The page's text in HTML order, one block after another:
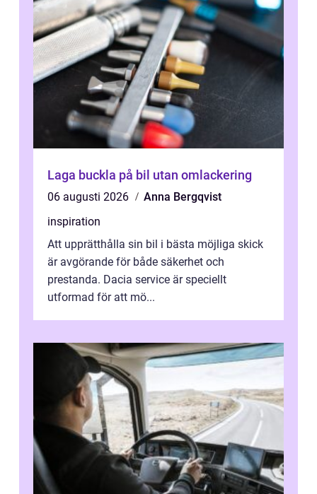
Laga buckla på bil utan omlackering
06 augusti 2026
Anna Bergqvist
inspiration
Att upprätthålla sin bil i bästa möjliga skick
är avgörande för både säkerhet och
prestanda. Dacia service är speciellt
utformad för att mö...